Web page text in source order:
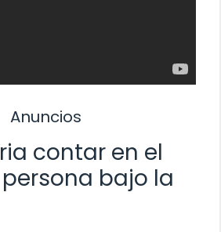
Anuncios
contar en el
bajo la